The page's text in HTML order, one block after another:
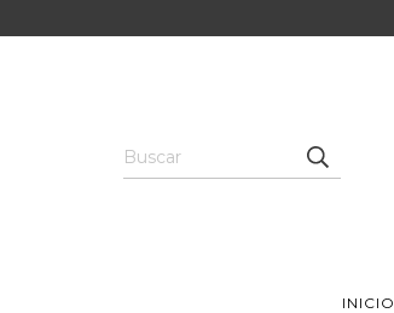
INICIO